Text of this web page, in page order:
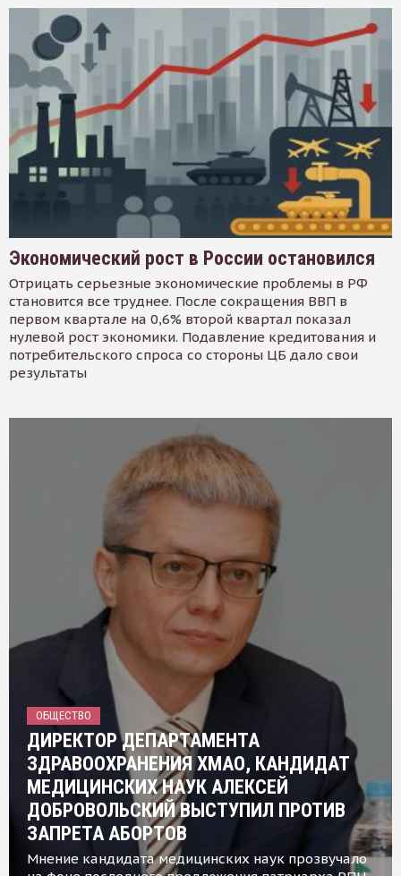
Экономический рост в России остановился
Отрицать серьезные экономические проблемы в РФ
становится все труднее. После сокращения ВВП в
первом квартале на 0,6% второй квартал показал
нулевой рост экономики. Подавление кредитования и
потребительского спроса со стороны ЦБ дало свои
результаты
ОБЩЕСТВО
ДИРЕКТОР ДЕПАРТАМЕНТА
ЗДРАВООХРАНЕНИЯ ХМАО, КАНДИДАТ
МЕДИЦИНСКИХ НАУК АЛЕКСЕЙ
ДОБРОВОЛЬСКИЙ ВЫСТУПИЛ ПРОТИВ
ЗАПРЕТА АБОРТОВ
Мнение кандидата медицинских наук прозвучало